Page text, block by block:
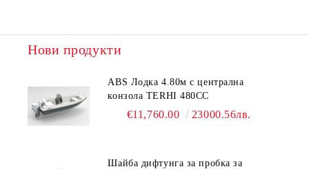
Нови продукти
ABS Лодка 4.80м с централна
конзола TERHI 480CC
€11,760.00 23000.56лв.
Шайба дифтунга за пробка за